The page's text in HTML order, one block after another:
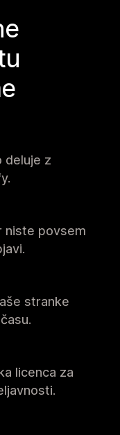
deluje z
niste povsem
stranke
licenca za